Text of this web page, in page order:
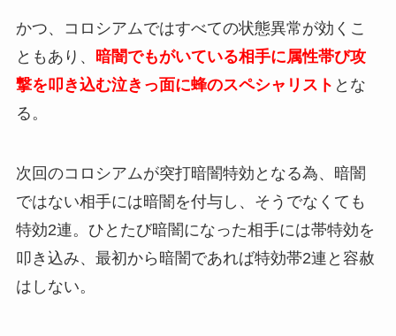
かつ、コロシアムではすべての状態異常が効くこ
ともあり、
暗闇でもがいている相手に属性帯び攻
撃を叩き込む泣きっ面に蜂のスペシャリスト とな
る。
次回のコロシアムが突打暗闇特効となる為、暗闇
ではない相手には暗闇を付与し、そうでなくても
特効2連。ひとたび暗闇になった相手には帯特効を
叩き込み、最初から暗闇であれば特効帯2連と容赦
はしない。